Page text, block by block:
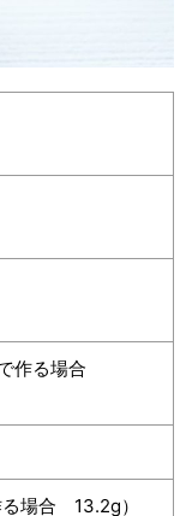
作る場合
場合 13.2g）